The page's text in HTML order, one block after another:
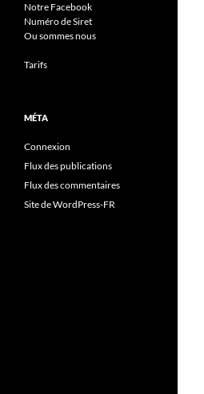
Notre Facebook
Numéro de Siret
Ou sommes nous
Tarifs
MÉTA
Connexion
Flux des publications
Flux des commentaires
Site de WordPress-FR